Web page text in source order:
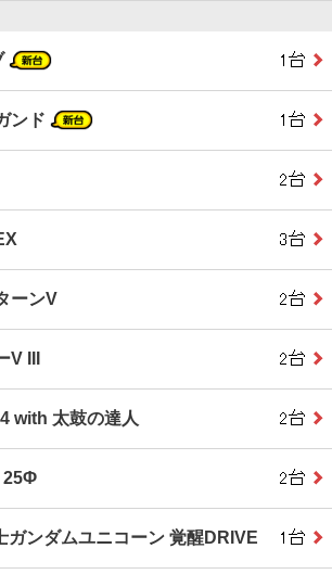
ンド
ーンV
III
with 太鼓の達人
25Φ
ガンダムユニコーン 覚醒DRIVE